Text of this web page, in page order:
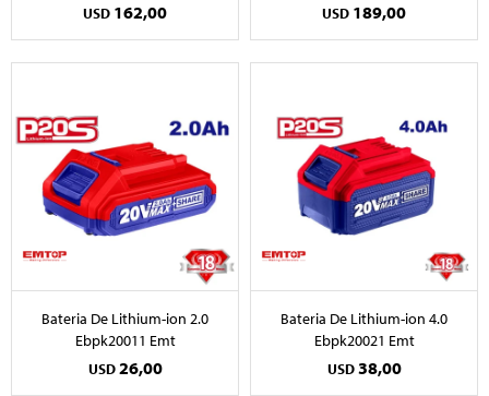
USD 162,00 USD 189,00
Bateria De Lithium-ion 2.0
Ebpk20011 Emt
USD 26,00
Bateria De Lithium-ion 4.0
Ebpk20021 Emt
USD 38,00